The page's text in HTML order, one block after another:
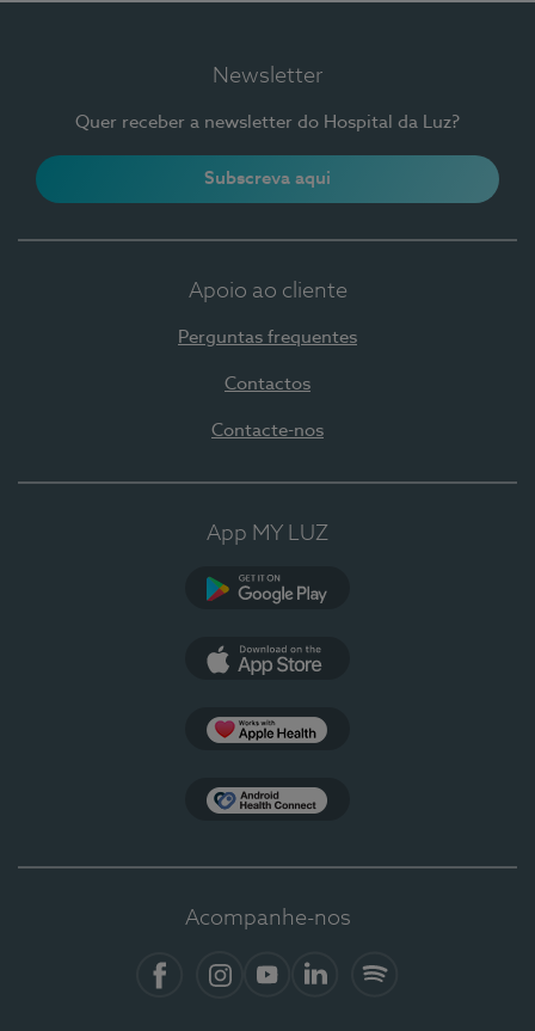
Newsletter
Quer receber a newsletter do Hospital da Luz?
Subscreva aqui
Apoio ao cliente
Perguntas frequentes
Contactos
Contacte-nos
App MY LUZ
Acompanhe-nos